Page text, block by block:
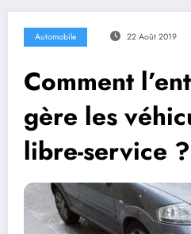
Automobile 22 Août 2019
Comment
gère les
libre-service ?